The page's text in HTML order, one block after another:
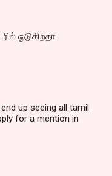
ஓடுகிறதா
up seeing all tamil
for a mention in